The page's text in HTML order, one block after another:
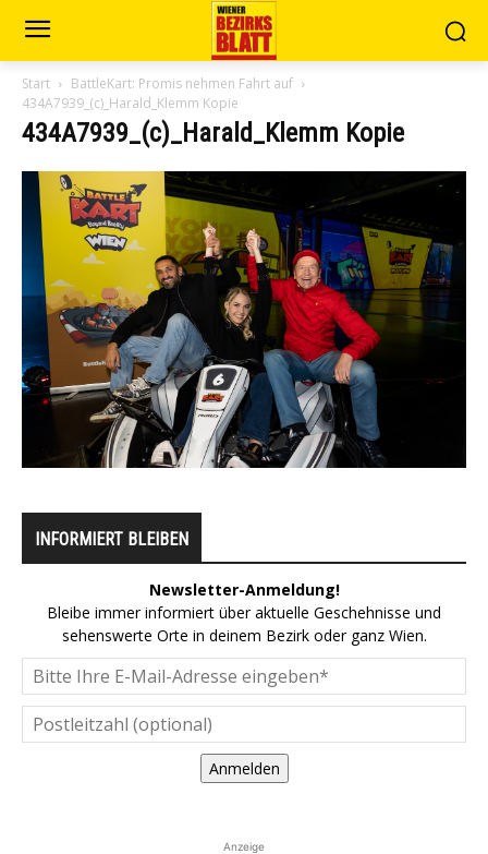
Start
BattleKart: Promis nehmen Fahrt auf
434A7939_(c)_Harald_Klemm Kopie
434A7939_(c)_Harald_Klemm Kopie
INFORMIERT BLEIBEN
Newsletter-Anmeldung!
Bleibe immer informiert über aktuelle Geschehnisse und
sehenswerte Orte in deinem Bezirk oder ganz Wien.
Anmelden
Anzeige